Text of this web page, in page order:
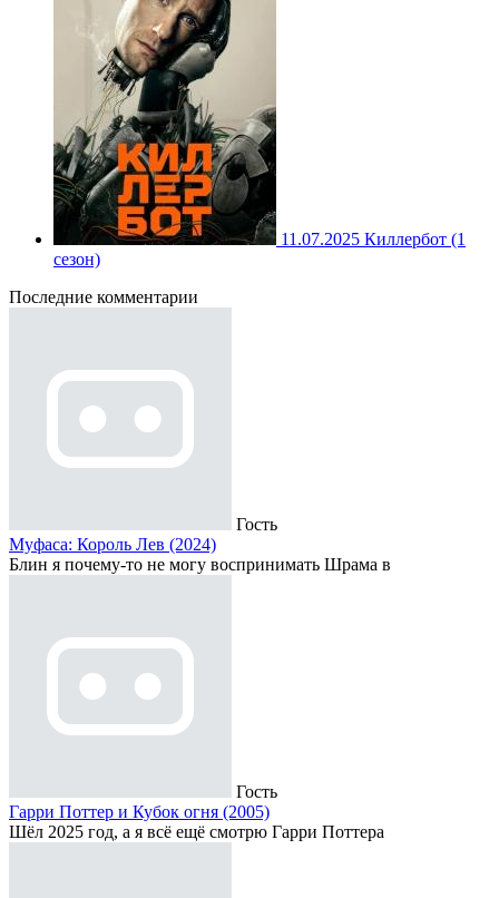
11.07.2025 Киллербот (1
сезон)
Последние комментарии
Гость
Муфаса: Король Лев (2024)
Блин я почему-то не могу воспринимать Шрама в
Гость
Гарри Поттер и Кубок огня (2005)
Шёл 2025 год, а я всё ещё смотрю Гарри Поттера